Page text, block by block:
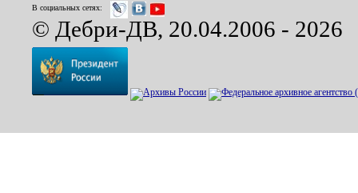
В социальных сетях:
© Дебри-ДВ, 20.04.2006 - 2026